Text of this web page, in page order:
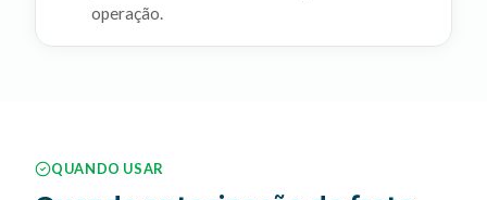
operação.
QUANDO USAR